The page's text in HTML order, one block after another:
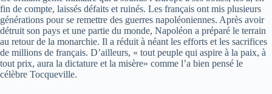
fin de compte, laissés défaits et ruinés. Les français ont mis plusieurs
générations pour se remettre des guerres napoléoniennes. Après avoir
détruit son pays et une partie du monde, Napoléon a préparé le terrain
au retour de la monarchie. Il a réduit à néant les efforts et les sacrifices
de millions de français. D’ailleurs, « tout peuple qui aspire à la paix, à
tout prix, aura la dictature et la misère» comme l’a bien pensé le
célèbre Tocqueville.